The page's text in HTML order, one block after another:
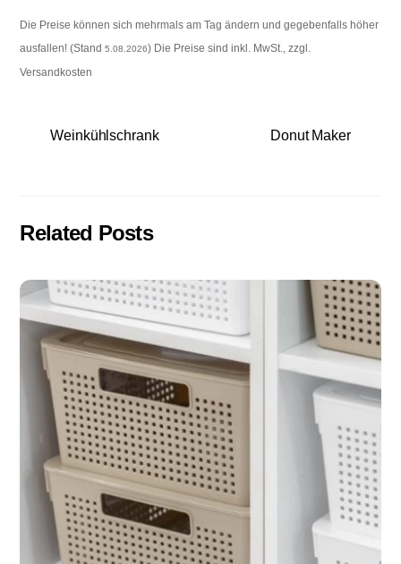
Die Preise können sich mehrmals am Tag ändern und gegebenfalls höher
ausfallen! (Stand5.08.2026) Die Preise sind inkl. MwSt., zzgl.
Versandkosten
Weinkühlschrank Donut Maker
Related Posts